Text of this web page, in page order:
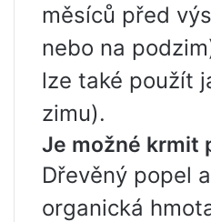
měsíců před
nebo na
lze také použít
zimu).
Je možné krmit
Dřevěný popel
organická